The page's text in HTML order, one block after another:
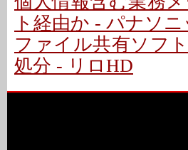
ト経由か - パナソニ
ファイル共有ソフ
処分 - リロHD